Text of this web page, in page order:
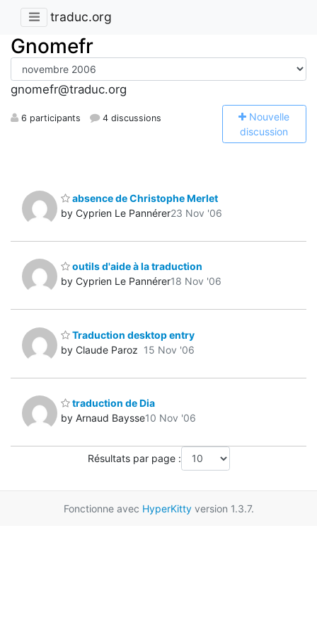
traduc.org
Gnomefr
gnomefr@traduc.org
6 participants 4 discussions Nouvelle
discussion
absence de Christophe Merlet
by Cyprien Le Pannérer23 Nov '06
outils d'aide à la traduction
by Cyprien Le Pannérer18 Nov '06
Traduction desktop entry
by Claude Paroz 15 Nov '06
traduction de Dia
by Arnaud Baysse10 Nov '06
Résultats par page :
Fonctionne avec HyperKittyversion 1.3.7.